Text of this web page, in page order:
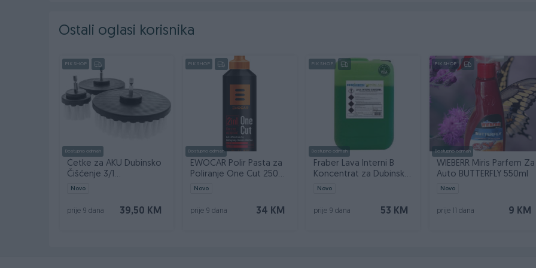
Težina: cca. 12,5 kg
1x Hidraulična kolica
1x Ručka 50cm
1x Gumeni jastučić za sedlo
Ostali oglasi korisnika
PIK SHOP
Dostupno odmah
Četke za AKU Dubinsko
Čišćenje 3/1
ChemicalWorkz 50 100
Novo
39,50 KM
prije 9 dana
PIK SHOP
Dostupno odmah
EWOCAR Polir Pasta za
Poliranje One Cut 250ml
2in1 One Step
Novo
34 KM
prije 9 dana
PIK SHOP
Dostupno odmah
Fraber Lava Interni B
Koncentrat za Dubinsko
Pranje 5kg
Novo
53 KM
prije 9 dana
PIK SHOP
Dostupno odmah
WIEBERR Miris Parfem Za
Auto BUTTERFLY 550ml
Novo
9 KM
prije 11 dana